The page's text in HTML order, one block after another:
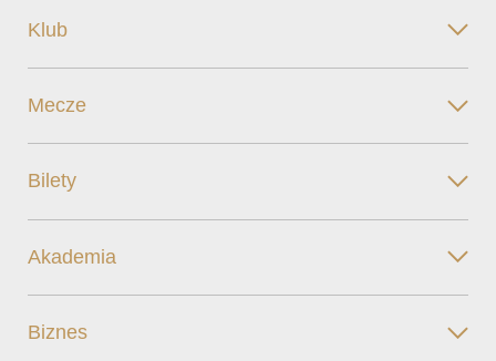
Klub
Mecze
Bilety
Akademia
Biznes